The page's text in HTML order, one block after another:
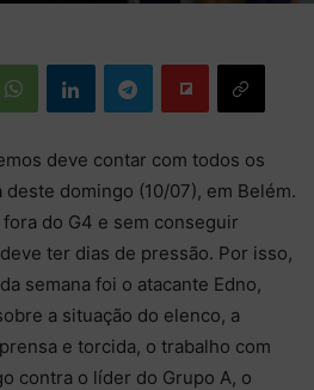
deve contar com todos os
domingo (10/07), em Belém.
do G4 e sem conseguir
ter dias de pressão. Por isso,
semana foi o atacante Edno,
a situação do elenco, a
e torcida, o trabalho com
contra o líder do Grupo A, o